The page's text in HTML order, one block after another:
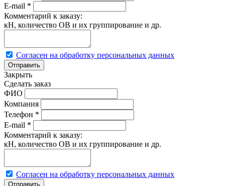
E-mail *
Комментарий к заказу:
кН, количество ОВ и их группирование и др.
Согласен на обработку персональных данных
Закрыть
Сделать заказ
ФИО
Компания
Телефон *
E-mail *
Комментарий к заказу:
кН, количество ОВ и их группирование и др.
Согласен на обработку персональных данных